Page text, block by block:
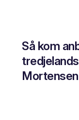
Så kom